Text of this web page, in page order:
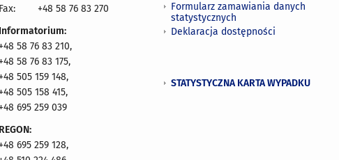
Fax:
+48 58 76 83 270
Informatorium:
58 76 83 210,
58 76 83 175,
505 159 148,
505 158 415,
695 259 039
REGON:
695 259 128,
Formularz zamawiania danych
statystycznych
Deklaracja dostępności
STATYSTYCZNA KARTA WYPADKU